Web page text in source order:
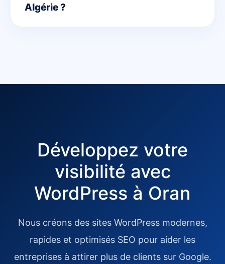
Algérie ?
Développez votre
visibilité avec
WordPress à Oran
Nous créons des sites WordPress modernes,
rapides et optimisés SEO pour aider les
entreprises à attirer plus de clients sur Google.